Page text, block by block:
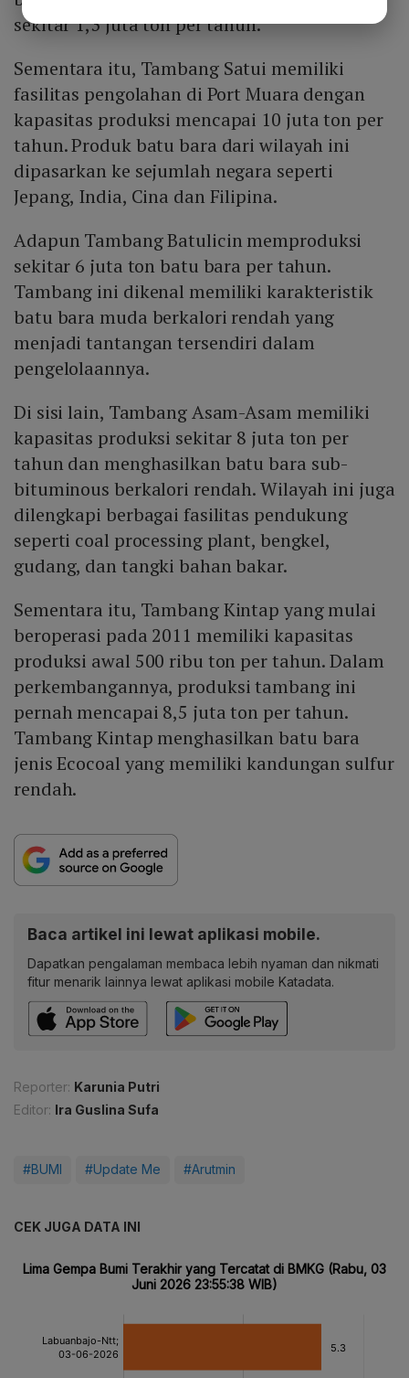
sekitar 1,3 juta ton per tahun.
Sementara itu, Tambang Satui memiliki
fasilitas pengolahan di Port Muara dengan
kapasitas produksi mencapai 10 juta ton per
tahun. Produk batu bara dari wilayah ini
dipasarkan ke sejumlah negara seperti
Jepang, India, Cina dan Filipina.
Adapun Tambang Batulicin memproduksi
sekitar 6 juta ton batu bara per tahun.
Tambang ini dikenal memiliki karakteristik
batu bara muda berkalori rendah yang
menjadi tantangan tersendiri dalam
pengelolaannya.
Di sisi lain, Tambang Asam-Asam memiliki
kapasitas produksi sekitar 8 juta ton per
tahun dan menghasilkan batu bara sub-
bituminous berkalori rendah. Wilayah ini juga
dilengkapi berbagai fasilitas pendukung
seperti coal processing plant, bengkel,
gudang, dan tangki bahan bakar.
Sementara itu, Tambang Kintap yang mulai
beroperasi pada 2011 memiliki kapasitas
produksi awal 500 ribu ton per tahun. Dalam
perkembangannya, produksi tambang ini
pernah mencapai 8,5 juta ton per tahun.
Tambang Kintap menghasilkan batu bara
jenis Ecocoal yang memiliki kandungan sulfur
rendah.
Baca artikel ini lewat aplikasi mobile.
Dapatkan pengalaman membaca lebih nyaman dan nikmati
fitur menarik lainnya lewat aplikasi mobile Katadata.
Reporter: Karunia Putri
Editor: Ira Guslina Sufa
#BUMI #Update Me #Arutmin
CEK JUGA DATA INI